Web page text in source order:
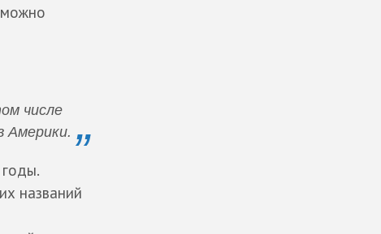
можно
числе
Америки.
названий